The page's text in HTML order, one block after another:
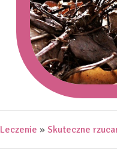
Leczenie » Skuteczne